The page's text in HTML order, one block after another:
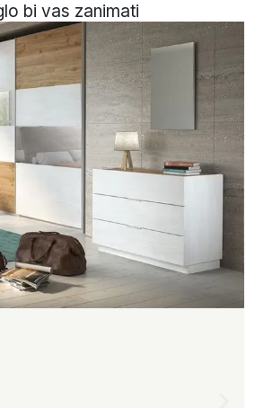
bi vas zanimati